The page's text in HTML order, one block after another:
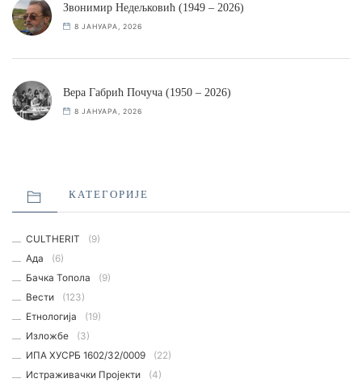
Звонимир Недељковић (1949 – 2026)
8 ЈАНУАРА, 2026
Вера Габрић Почуча (1950 – 2026)
8 ЈАНУАРА, 2026
КАТЕГОРИЈЕ
CULTHERIT
(9)
Ада
(6)
Бачка Топола
(9)
Вести
(123)
Етнологијa
(19)
Изложбе
(3)
ИПА ХУСРБ 1602/32/0009
(22)
Истраживачки Пројекти
(4)